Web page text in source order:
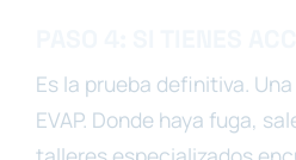
Es la prueba definitiva.
EVAP. Donde haya fuga,